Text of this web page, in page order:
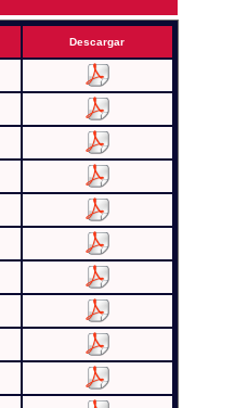
Descargar